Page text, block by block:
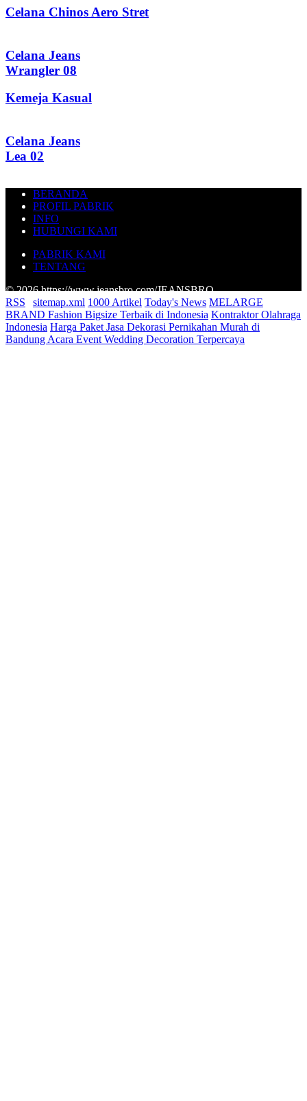
Celana Chinos Aero Stret
Celana Jeans
Wrangler 08
Kemeja Kasual
Celana Jeans
Lea 02
BERANDA
PROFIL PABRIK
INFO
HUBUNGI KAMI
PABRIK KAMI
TENTANG
© 2026 https://www.jeansbro.com/JEANSBRO
RSS
sitemap.xml 1000 Artikel Today's News MELARGE
BRAND Fashion Bigsize Terbaik di Indonesia Kontraktor Olahraga
Indonesia Harga Paket Jasa Dekorasi Pernikahan Murah di
Bandung Acara Event Wedding Decoration Terpercaya